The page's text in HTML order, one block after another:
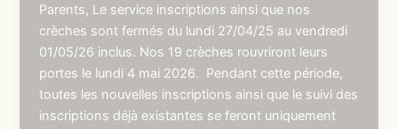
Parents, Le service inscriptions ainsi que nos
crèches sont fermés du lundi 27/04/25 au vendredi
01/05/26 inclus. Nos 19 crèches rouvriront leurs
portes le lundi 4 mai 2026. Pendant cette période,
toutes les nouvelles inscriptions ainsi que le suivi des
inscriptions déjà existantes se feront uniquement